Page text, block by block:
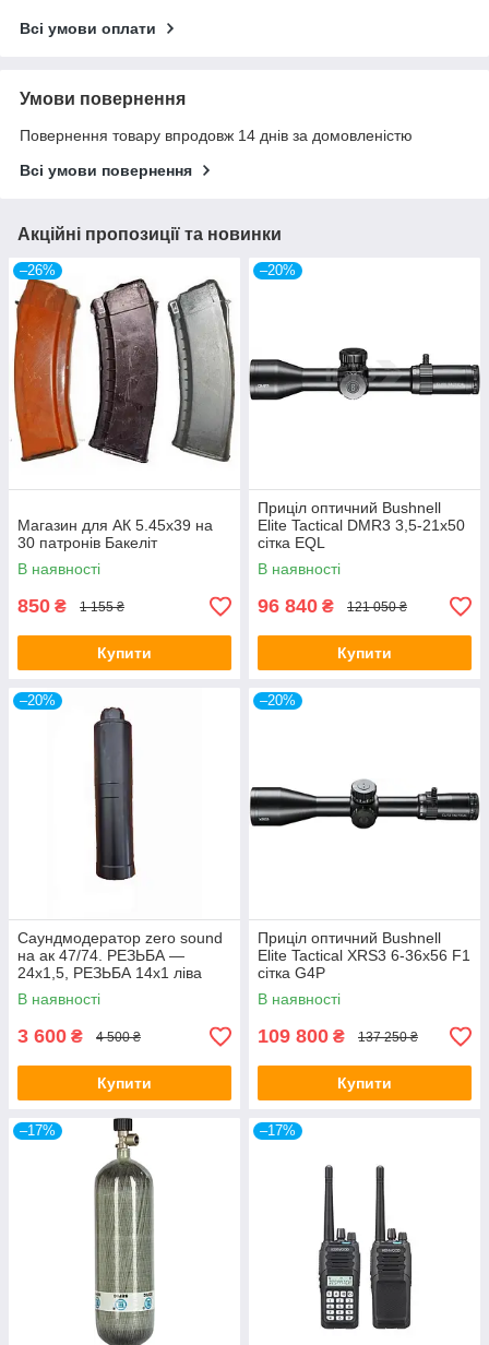
Всі умови оплати
Умови повернення
Повернення товару впродовж 14 днів за домовленістю
Всі умови повернення
Акційні пропозиції та новинки
–26%
Магазин для АК 5.45х39 на
30 патронів Бакеліт
В наявності
850 ₴ 1 155 ₴
Купити
–20%
Приціл оптичний Bushnell
Elite Tactical DMR3 3,5-21x50
сітка EQL
В наявності
96 840 ₴ 121 050 ₴
Купити
–20%
Саундмодератор zero sound
на ак 47/74. РЕЗЬБА —
24х1,5, РЕЗЬБА 14х1 ліва
В наявності
3 600 ₴ 4 500 ₴
Купити
–20%
Приціл оптичний Bushnell
Elite Tactical XRS3 6-36x56 F1
сітка G4P
В наявності
109 800 ₴ 137 250 ₴
Купити
–17% –17%